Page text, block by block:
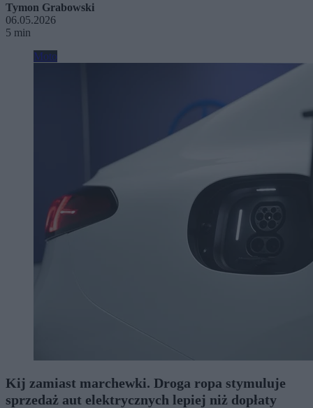
Tymon Grabowski
06.05.2026
5 min
Moto
Kij zamiast marchewki. Droga ropa stymuluje
sprzedaż aut elektrycznych lepiej niż dopłaty